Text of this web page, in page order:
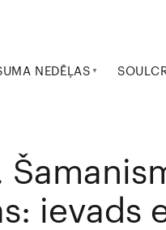
NEDĒĻAS
ievads